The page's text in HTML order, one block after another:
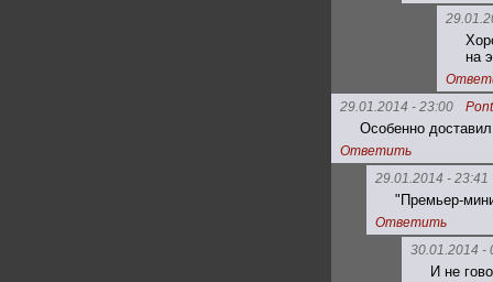
на
29.01.2014 - 23:00
Особенно
Ответить
29.01.2014 - 23:41
"Премьер-
Ответить
30.01.2014 -
И не